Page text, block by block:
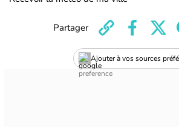
Ajouter à vos sources
Partager